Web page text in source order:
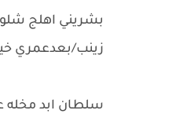
بشريني اهلج
زينب/بعدعمري
سلطان ابد مخله